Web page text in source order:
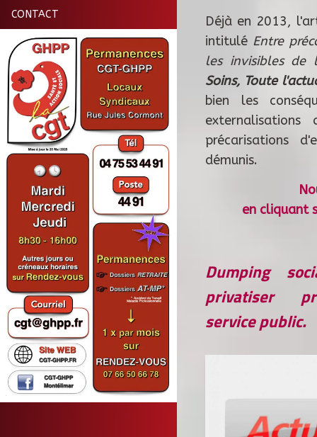
CONTACT
Déjà en 2013,
intitulé Entre
les invisibles de
Soins, Toute
bien les
précarisations
démunis.
en cliquant
Dumping
privatiser
service public.